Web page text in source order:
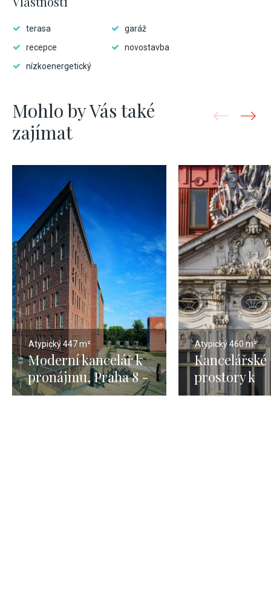
terasa
garáž
recepce
novostavba
nízkoenergetický
Mohlo by Vás také
zajímat
Atypický447 m²
Moderní kancelář k
pronájmu, Praha 8 -
447m2
Atypický460 m²
Kancelářské
prostory k
pronájmu,